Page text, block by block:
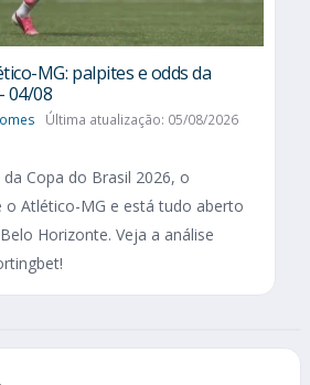
MG: palpites e odds da
04/08
Última atualização: 05/08/2026
Copa do Brasil 2026, o
o Atlético-MG e está tudo aberto
Horizonte. Veja a análise